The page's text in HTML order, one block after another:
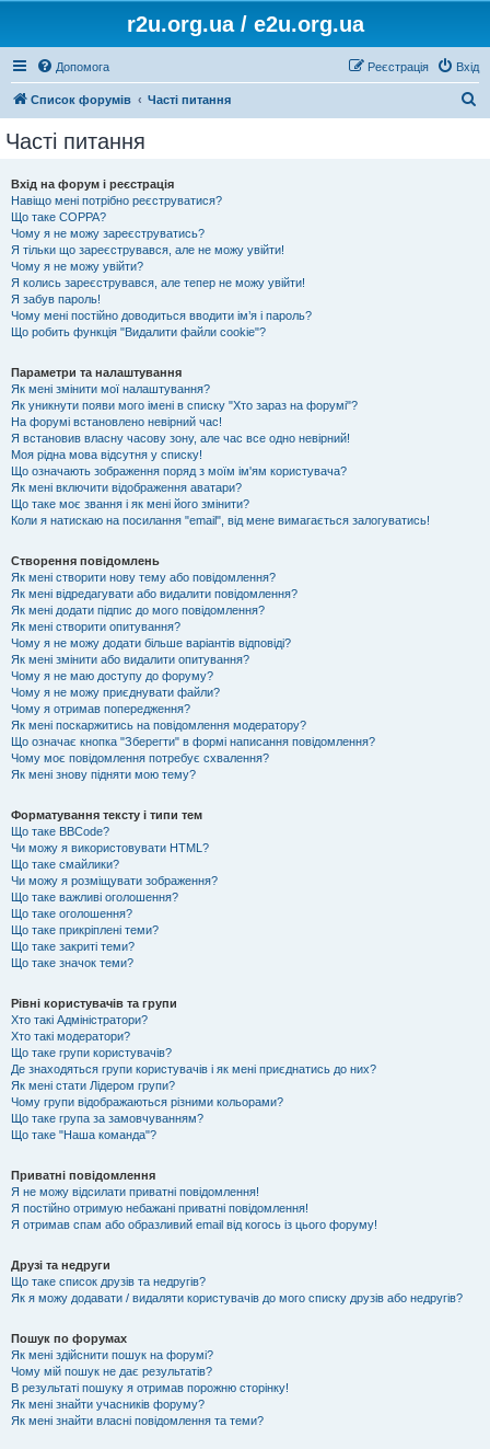
r2u.org.ua / e2u.org.ua
Допомога Вхід
Реєстрація
Список форумів Часті питання
Часті питання
Вхід на форум і реєстрація
Навіщо мені потрібно реєструватися?
Що таке COPPA?
Чому я не можу зареєструватись?
Я тільки що зареєструвався, але не можу увійти!
Чому я не можу увійти?
Я колись зареєструвався, але тепер не можу увійти!
Я забув пароль!
Чому мені постійно доводиться вводити ім’я і пароль?
Що робить функція "Видалити файли cookie"?
Параметри та налаштування
Як мені змінити мої налаштування?
Як уникнути появи мого імені в списку "Хто зараз на форумі"?
На форумі встановлено невірний час!
Я встановив власну часову зону, але час все одно невірний!
Моя рідна мова відсутня у списку!
Що означають зображення поряд з моїм ім'ям користувача?
Як мені включити відображення аватари?
Що таке моє звання і як мені його змінити?
Коли я натискаю на посилання "email", від мене вимагається залогуватись!
Створення повідомлень
Як мені створити нову тему або повідомлення?
Як мені відредагувати або видалити повідомлення?
Як мені додати підпис до мого повідомлення?
Як мені створити опитування?
Чому я не можу додати більше варіантів відповіді?
Як мені змінити або видалити опитування?
Чому я не маю доступу до форуму?
Чому я не можу приєднувати файли?
Чому я отримав попередження?
Як мені поскаржитись на повідомлення модератору?
Що означає кнопка "Зберегти" в формі написання повідомлення?
Чому моє повідомлення потребує схвалення?
Як мені знову підняти мою тему?
Форматування тексту і типи тем
Що таке BBCode?
Чи можу я використовувати HTML?
Що таке смайлики?
Чи можу я розміщувати зображення?
Що таке важливі оголошення?
Що таке оголошення?
Що таке прикріплені теми?
Що таке закриті теми?
Що таке значок теми?
Рівні користувачів та групи
Хто такі Адміністратори?
Хто такі модератори?
Що таке групи користувачів?
Де знаходяться групи користувачів і як мені приєднатись до них?
Як мені стати Лідером групи?
Чому групи відображаються різними кольорами?
Що таке група за замовчуванням?
Що таке "Наша команда"?
Приватні повідомлення
Я не можу відсилати приватні повідомлення!
Я постійно отримую небажані приватні повідомлення!
Я отримав спам або образливий email від когось із цього форуму!
Друзі та недруги
Що таке список друзів та недругів?
Як я можу додавати / видаляти користувачів до мого списку друзів або недругів?
Пошук по форумах
Як мені здійснити пошук на форумі?
Чому мій пошук не дає результатів?
В результаті пошуку я отримав порожню сторінку!
Як мені знайти учасників форуму?
Як мені знайти власні повідомлення та теми?